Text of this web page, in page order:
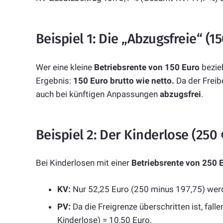
Beispiel 1: Die „Abzugsfreie“
Wer eine kleine Betriebsrente von 150 Euro
Ergebnis: 150 Euro brutto wie netto. Da der
auch bei künftigen Anpassungen abzugsfrei.
Beispiel 2: Der Kinderlose (250
Bei Kinderlosen mit einer Betriebsrente von 250
KV: Nur 52,25 Euro (250 minus 197,75)
PV: Da die Freigrenze überschritten ist,
Kinderlose) = 10,50 Euro.